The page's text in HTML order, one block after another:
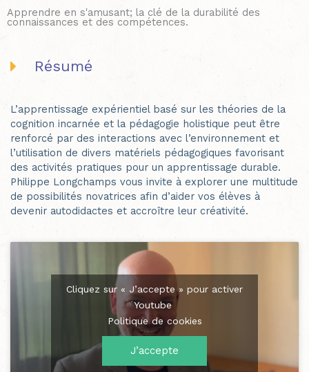
Apprendre en s'amusant; la clé de la durabilité des
connaissances et des compétences.
Résumé
L’apprentissage expérientiel basé sur les théories de la
cognition incarnée et la pédagogie holistique peut être
renforcé par des interactions avec l’environnement et
l’utilisation de divers matériels pédagogiques favorisant
des activités pratiques pour un apprentissage durable.
Philippe Longchamps vous invite à explorer une multitude
de possibilités novatrices afin d’aider vos élèves à
devenir autodidactes et accroître leur créativité.
Cliquez sur « J’accepte » pour activer
Youtube
Politique de cookies
J’accepte